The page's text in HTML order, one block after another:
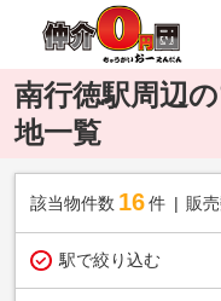
南行徳駅周辺
地一覧
該当物件数 16件 販
駅で絞り込む